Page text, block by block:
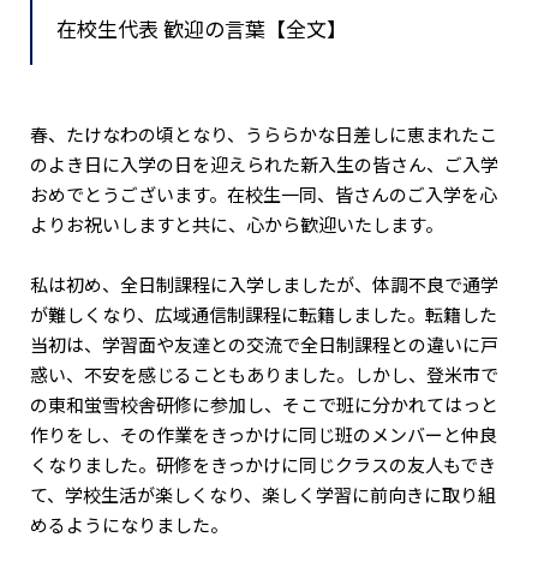
在校生代表 歓迎の言葉【全文】
春、たけなわの頃となり、うららかな日差しに恵まれたこ
のよき日に入学の日を迎えられた新入生の皆さん、ご入学
おめでとうございます。在校生一同、皆さんのご入学を心
よりお祝いしますと共に、心から歓迎いたします。
私は初め、全日制課程に入学しましたが、体調不良で通学
が難しくなり、広域通信制課程に転籍しました。転籍した
当初は、学習面や友達との交流で全日制課程との違いに戸
惑い、不安を感じることもありました。しかし、登米市で
の東和蛍雪校舎研修に参加し、そこで班に分かれてはっと
作りをし、その作業をきっかけに同じ班のメンバーと仲良
くなりました。研修をきっかけに同じクラスの友人もでき
て、学校生活が楽しくなり、楽しく学習に前向きに取り組
めるようになりました。